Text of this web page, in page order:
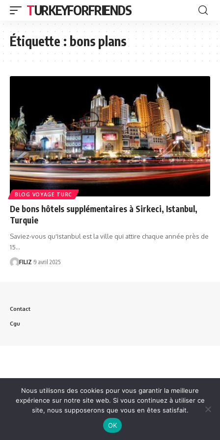
TURKEYFORFRIENDS
Étiquette :bons plans
BLOG VOYAGE TURC
De bons hôtels supplémentaires à Sirkeci, Istanbul,
Turquie
Saviez-vous qu'Istanbul est la ville qui attire chaque année près de
15…
FILIZ 9 avril 2025
Contact
Cgu
Nous utilisons des cookies pour vous garantir la meilleure
expérience sur notre site web. Si vous continuez à utiliser ce
site, nous supposerons que vous en êtes satisfait.
OK